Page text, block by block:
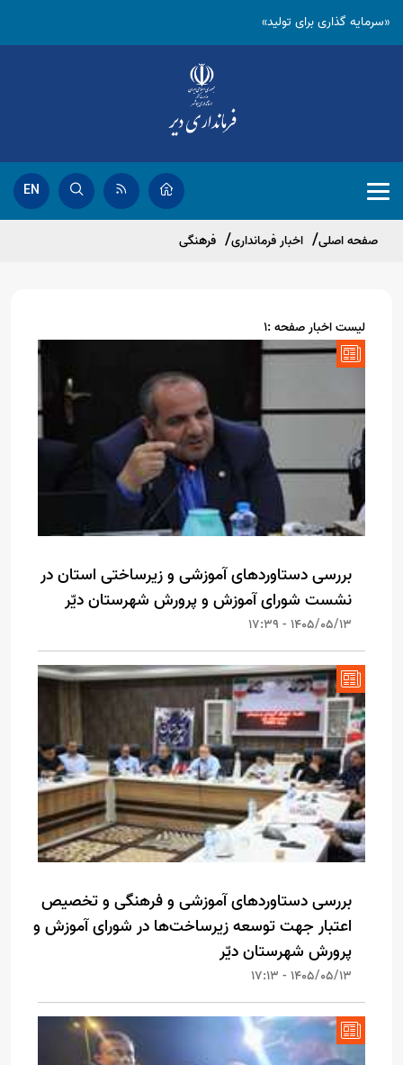
«سرمایه گذاری برای تولید»
EN
صفحه اصلی اخبار فرمانداری فرهنگی
لیست اخبار صفحه :1
بررسی دستاوردهای آموزشی و زیرساختی استان در
نشست شورای آموزش و پرورش شهرستان دیّر
1405/05/13 - 17:39
بررسی دستاوردهای آموزشی و فرهنگی و تخصیص
اعتبار جهت توسعه زیرساخت‌ها در شورای آموزش و
پرورش شهرستان دیّر
1405/05/13 - 17:13